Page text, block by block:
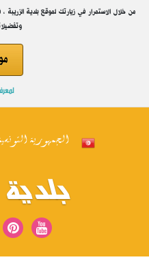
الجمهورية
بلدية